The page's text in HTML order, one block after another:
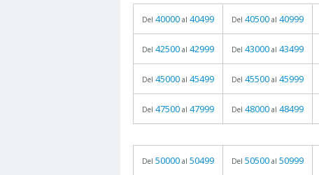
Del 40000 al 40499 Del 40500 al 40999
Del 42500 al 42999 Del 43000 al 43499
Del 45000 al 45499 Del 45500 al 45999
Del 47500 al 47999 Del 48000 al 48499
Del 50000 al 50499 Del 50500 al 50999